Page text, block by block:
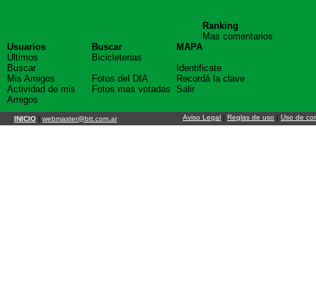
Ranking
Mas comentarios
Usuarios
Últimos
Buscar
Mis Amigos
Actividad de mis
Amigos
Buscar
Bicicleterias
Fotos del DIA
Fotos mas votadas
MAPA
Identificate
Recordá la clave
Salir
INICIO | webmaster@btt.com.ar Aviso Legal | Reglas de uso | Uso de